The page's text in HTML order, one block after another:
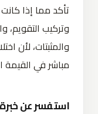
تأكد مما إذا
وتركيب التقويم،
والمثبتات، لأن
مباشر في القيمة
استفسر عن